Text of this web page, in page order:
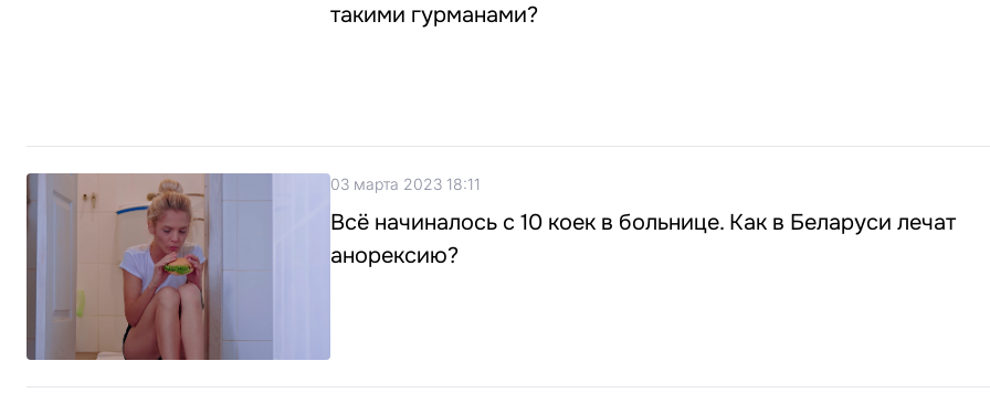
такими гурманами?
03 марта 2023 18:11
Всё начиналось с 10 коек в больнице. Как в Беларуси лечат
анорексию?